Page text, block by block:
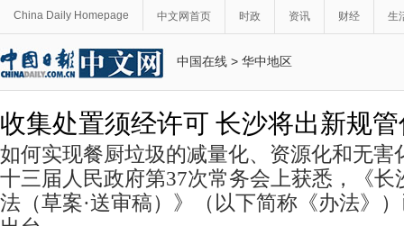
China Daily Homepage 中文网首页 时政 资讯 财经 生
中国在线 > 华中地区
收集处置须经许可 长沙将出新规
如何实现餐厨垃圾的减量化、资源化和无害
十三届人民政府第37次常务会上获悉，《长
法（草案·送审稿）》（以下简称《办法》